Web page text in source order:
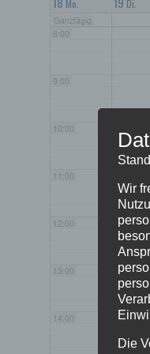
Mo. Di.
Ganztägig
8:00
9:00
10:00
11:00
12:00
13:00
14:00
Wir
Die